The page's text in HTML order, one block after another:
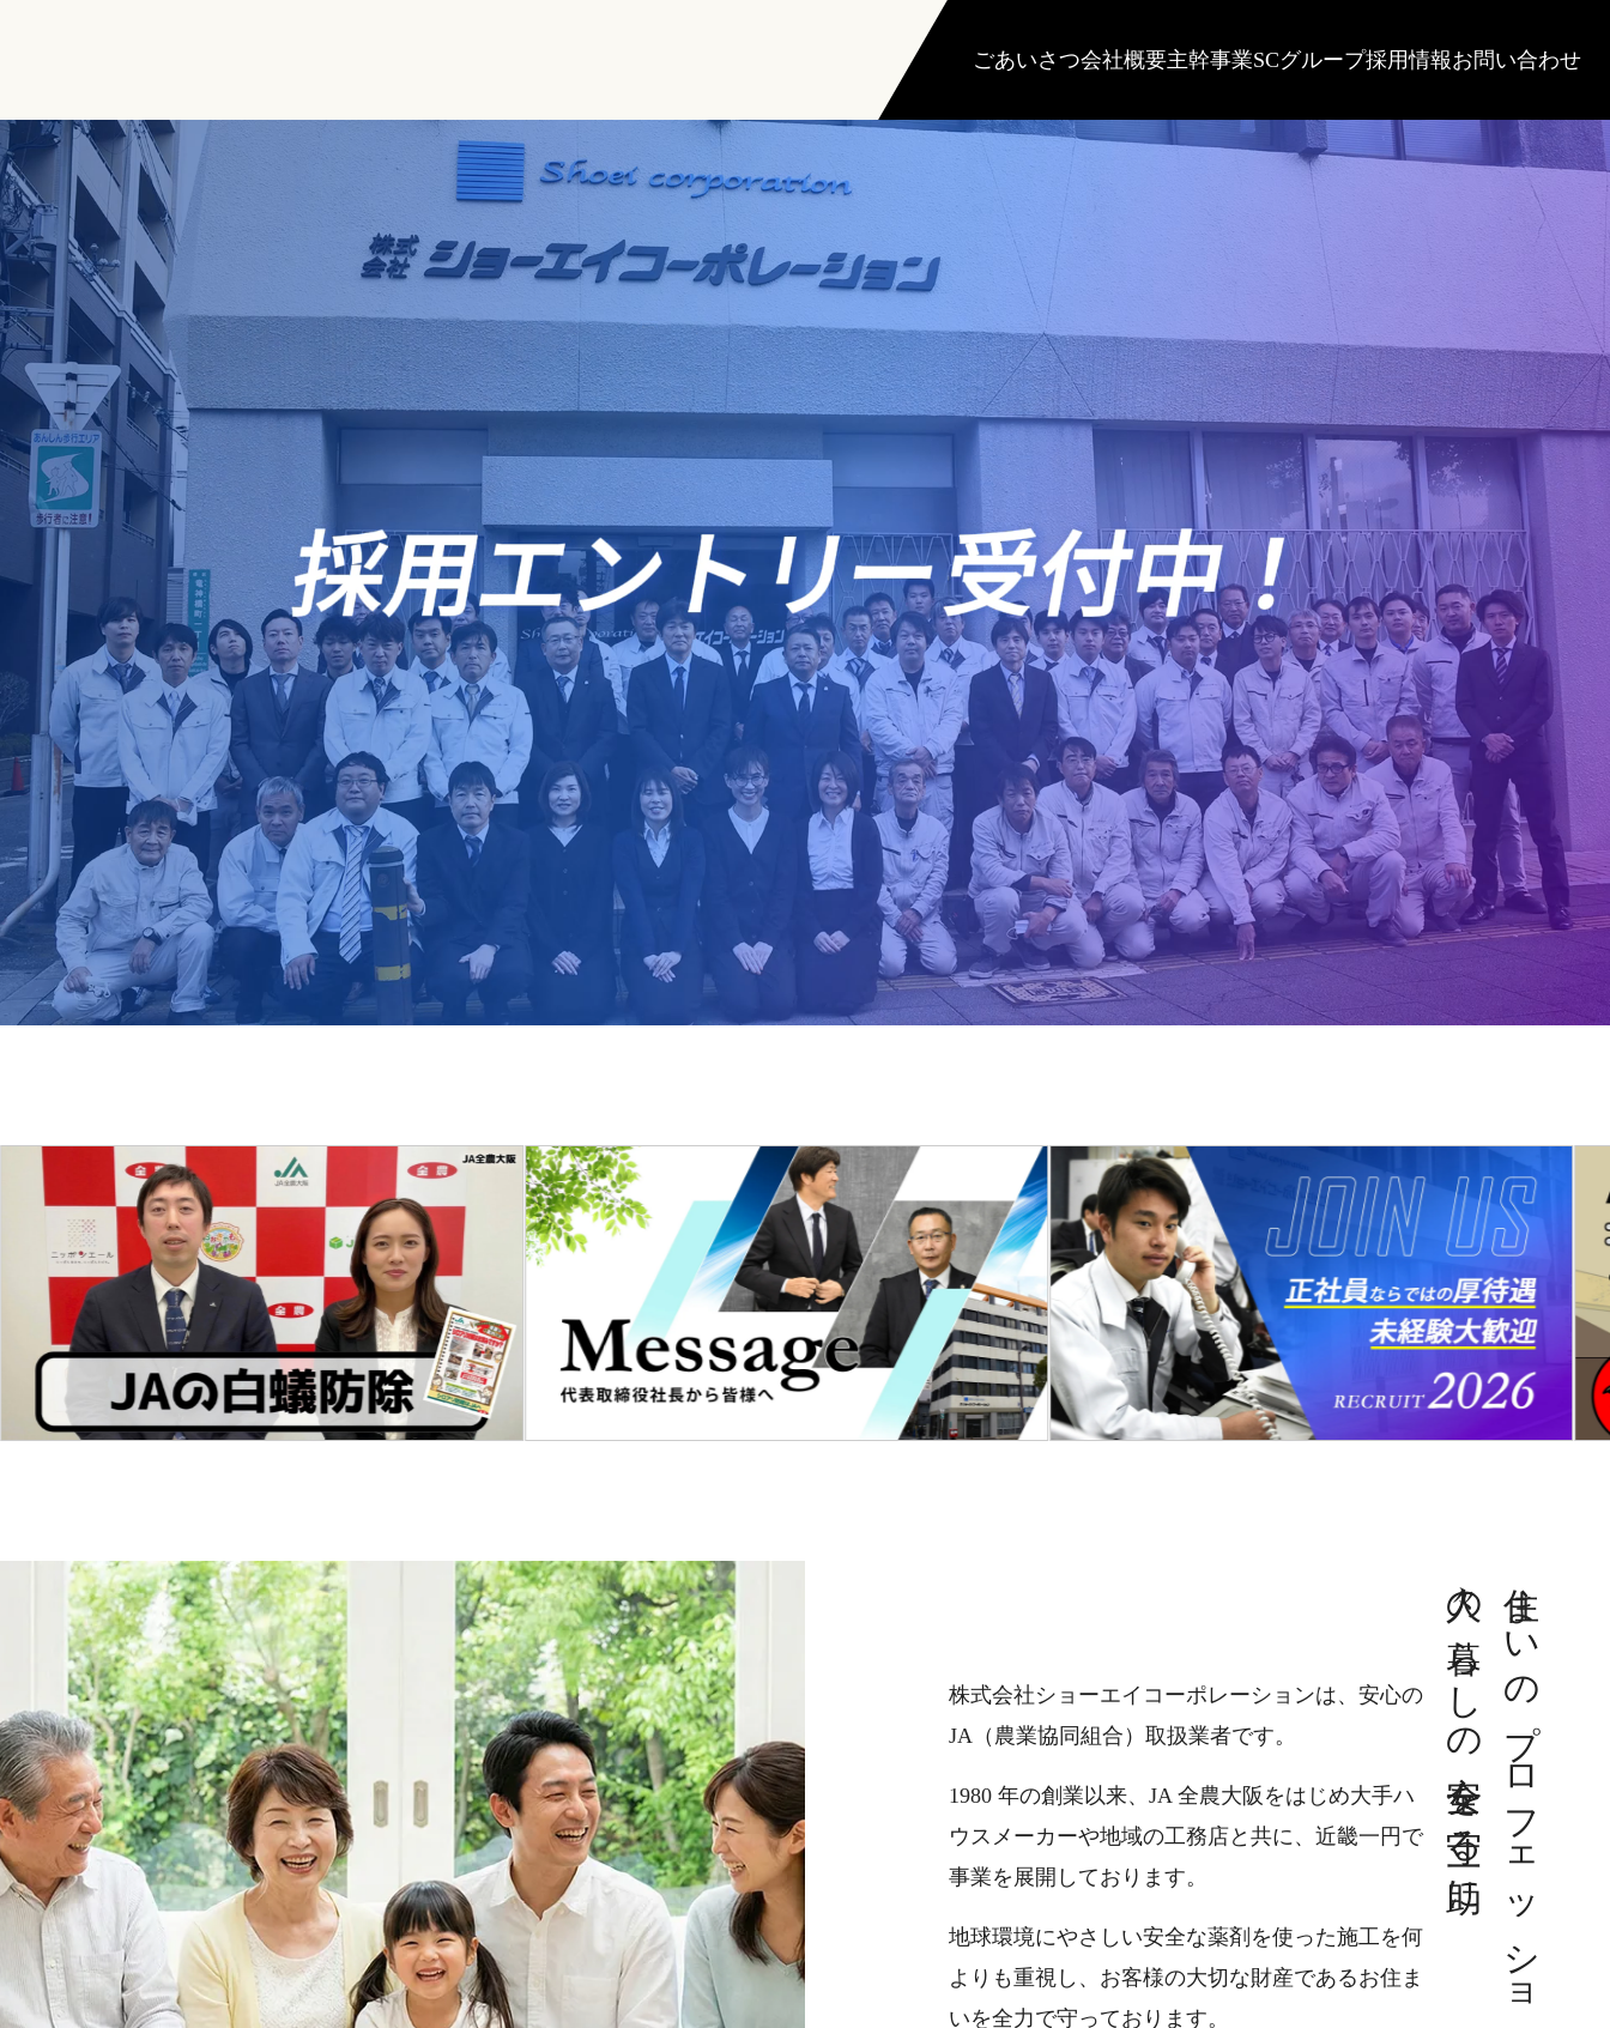
ごあいさつ会社概要主幹事業SCグループ採用情報お問い合わせ
人々の暮らしの安全を守る一助に
株式会社ショーエイコーポレーションは、安心の
JA（農業協同組合）取扱業者です。
1980 年の創業以来、JA 全農大阪をはじめ大手ハ
ウスメーカーや地域の工務店と共に、近畿一円で
事業を展開しております。
地球環境にやさしい安全な薬剤を使った施工を何
よりも重視し、お客様の大切な財産であるお住ま
いを全力で守っております。